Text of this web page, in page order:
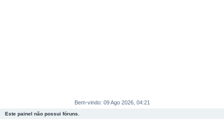
Bem-vindo: 09 Ago 2026, 04:21
Este painel não possui fóruns.